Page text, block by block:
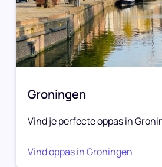
Groningen
Vind je perfecte oppas in
Vind oppas in Groningen